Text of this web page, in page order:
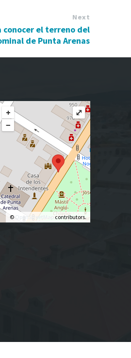
Next
conocer el terreno del
de Punta Arenas
+
−
© OpenStreetMapcontributors.
⤢